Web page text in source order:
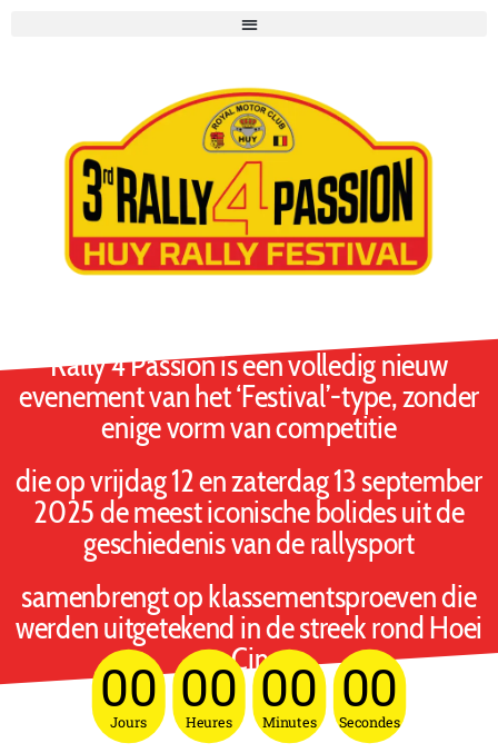
Rally 4 Passion is een volledig nieuw
evenement van het ‘Festival’-type, zonder
enige vorm van competitie
die op vrijdag 12 en zaterdag 13 september
2025 de meest iconische bolides uit de
geschiedenis van de rallysport
samenbrengt op klassementsproeven die
werden uitgetekend in de streek rond Hoei
en Ciney.
00
Jours
00
Heures
00
Minutes
00
Secondes